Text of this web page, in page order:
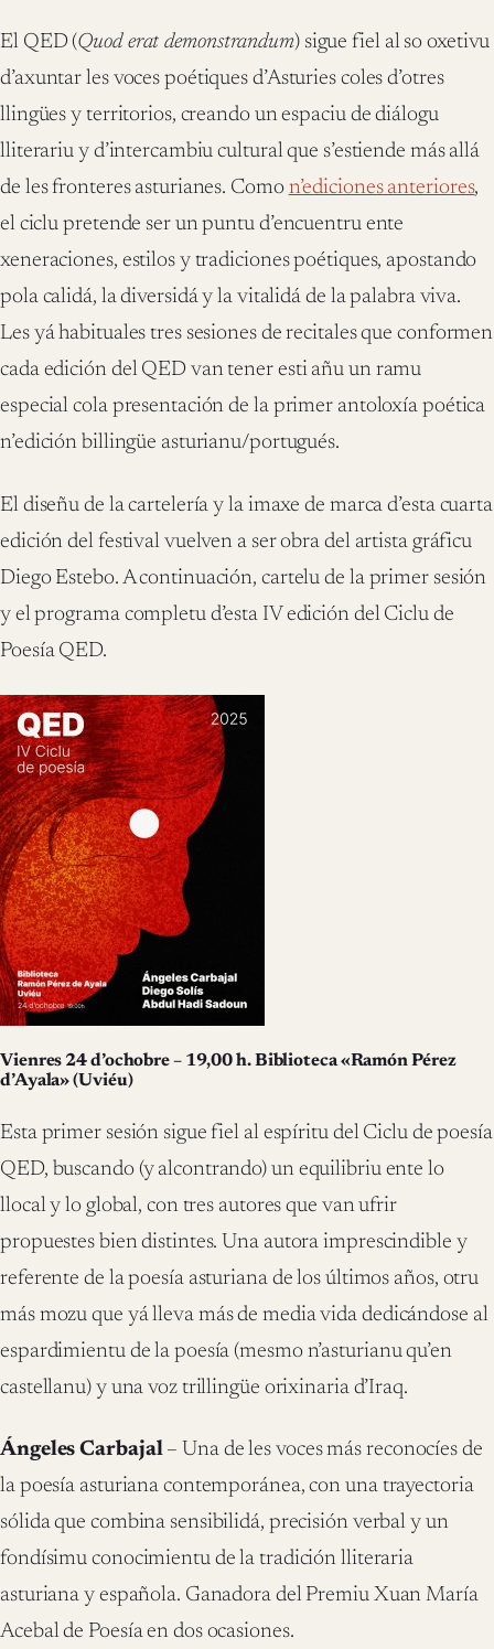
El QED (Quod erat demonstrandum) sigue fiel al so oxetivu
d’axuntar les voces poétiques d’Asturies coles d’otres
llingües y territorios, creando un espaciu de diálogu
lliterariu y d’intercambiu cultural que s’estiende más allá
de les fronteres asturianes. Como n’ediciones anteriores,
el ciclu pretende ser un puntu d’encuentru ente
xeneraciones, estilos y tradiciones poétiques, apostando
pola calidá, la diversidá y la vitalidá de la palabra viva.
Les yá habituales tres sesiones de recitales que conformen
cada edición del QED van tener esti añu un ramu
especial cola presentación de la primer antoloxía poética
n’edición billingüe asturianu/portugués.
El diseñu de la cartelería y la imaxe de marca d’esta cuarta
edición del festival vuelven a ser obra del artista gráficu
Diego Estebo. A continuación, cartelu de la primer sesión
y el programa completu d’esta IV edición del Ciclu de
Poesía QED.
Vienres 24 d’ochobre – 19,00 h. Biblioteca «Ramón Pérez
d’Ayala» (Uviéu)
Esta primer sesión sigue fiel al espíritu del Ciclu de poesía
QED, buscando (y alcontrando) un equilibriu ente lo
llocal y lo global, con tres autores que van ufrir
propuestes bien distintes. Una autora imprescindible y
referente de la poesía asturiana de los últimos años, otru
más mozu que yá lleva más de media vida dedicándose al
espardimientu de la poesía (mesmo n’asturianu qu’en
castellanu) y una voz trillingüe orixinaria d’Iraq.
Ángeles Carbajal– Una de les voces más reconocíes de
la poesía asturiana contemporánea, con una trayectoria
sólida que combina sensibilidá, precisión verbal y un
fondísimu conocimientu de la tradición lliteraria
asturiana y española. Ganadora del Premiu Xuan María
Acebal de Poesía en dos ocasiones.